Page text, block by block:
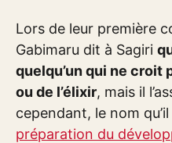
Lors de leur première
Gabimaru dit à Sagiri
quelqu’un qui ne croit
ou de l’élixir, mais il
cependant, le nom qu’il
préparation du